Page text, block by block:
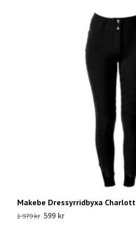
Makebe Dressyrridbyxa
1 979 kr 599 kr